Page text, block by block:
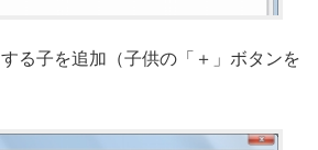
る子を追加（子供の「＋」ボタンを